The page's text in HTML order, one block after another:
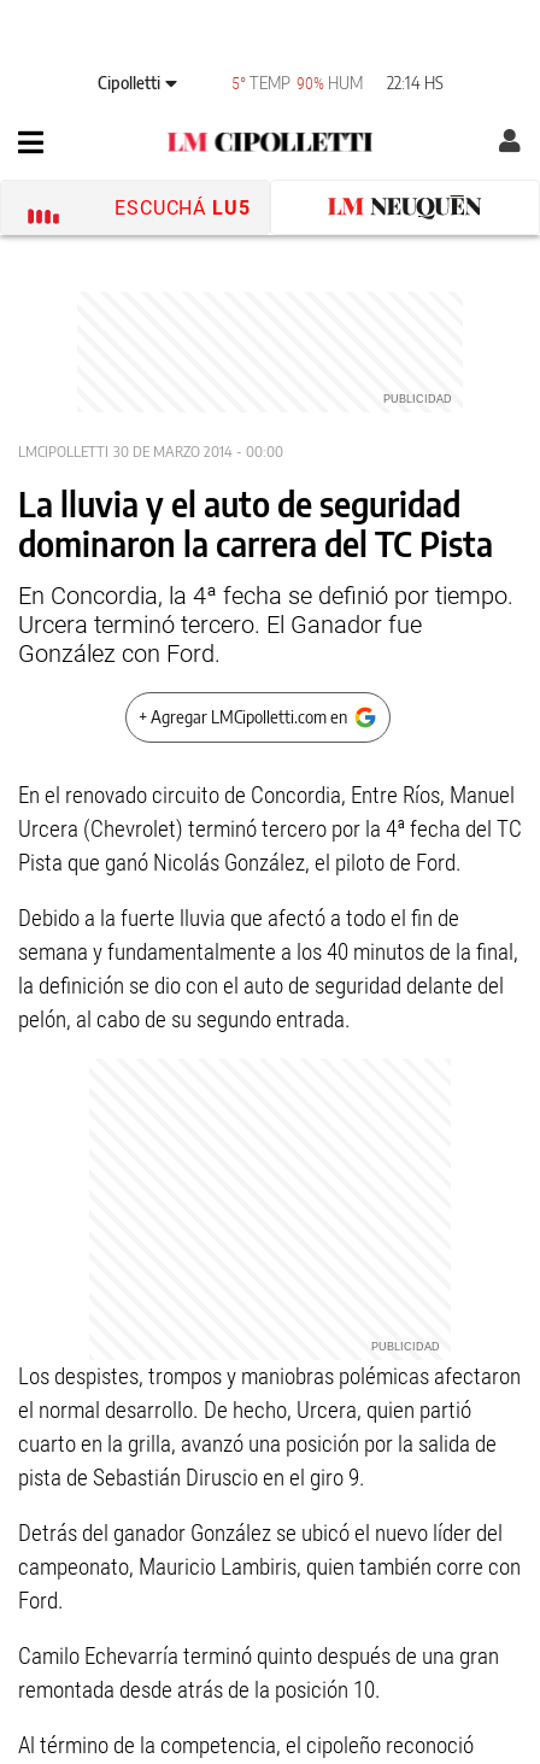
Cipolletti 5° TEMP 90% HUM 22:14 HS
ESCUCHÁ LU5
LMCIPOLLETTI 30 DE MARZO 2014 - 00:00
La lluvia y el auto de seguridad
dominaron la carrera del TC Pista
En Concordia, la 4ª fecha se definió por tiempo.
Urcera terminó tercero. El Ganador fue
González con Ford.
+ Agregar LMCipolletti.com en
En el renovado circuito de Concordia, Entre Ríos, Manuel
Urcera (Chevrolet) terminó tercero por la 4ª fecha del TC
Pista que ganó Nicolás González, el piloto de Ford.
Debido a la fuerte lluvia que afectó a todo el fin de
semana y fundamentalmente a los 40 minutos de la final,
la definición se dio con el auto de seguridad delante del
pelón, al cabo de su segundo entrada.
Los despistes, trompos y maniobras polémicas afectaron
el normal desarrollo. De hecho, Urcera, quien partió
cuarto en la grilla, avanzó una posición por la salida de
pista de Sebastián Diruscio en el giro 9.
Detrás del ganador González se ubicó el nuevo líder del
campeonato, Mauricio Lambiris, quien también corre con
Ford.
Camilo Echevarría terminó quinto después de una gran
remontada desde atrás de la posición 10.
Al término de la competencia, el cipoleño reconoció